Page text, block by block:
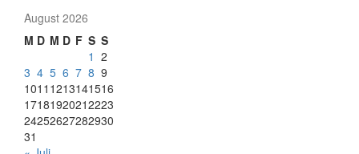
August 2026
M D M D F S S
1 2
3 4 5 6 7 8 9
1011 1213141516
17181920212223
24252627282930
31